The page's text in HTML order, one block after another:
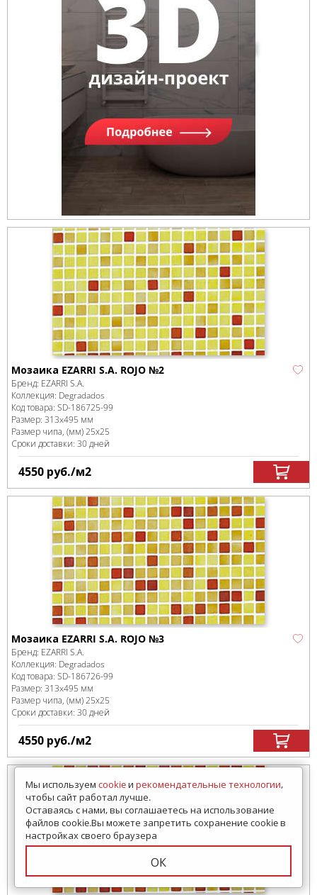
Мозаика EZARRI S.A. ROJO №2
Бренд: EZARRI S.A.
Коллекция: Degradados
Код товара: SD-186725-99
Размер: 313x495 мм
Размер чипа, (мм)25х25
Сроки доставки: 30 дней
4550 руб./м2
Мозаика EZARRI S.A. ROJO №3
Бренд: EZARRI S.A.
Коллекция: Degradados
Код товара: SD-186726-99
Размер: 313x495 мм
Размер чипа, (мм)25х25
Сроки доставки: 30 дней
4550 руб./м2
Мы используем cookieи рекомендательные технологии,
чтобы сайт работал лучше.
Оставаясь с нами, вы соглашаетесь на использование
файлов cookie.Вы можете запретить сохранение cookie в
настройках своего браузера
ОК